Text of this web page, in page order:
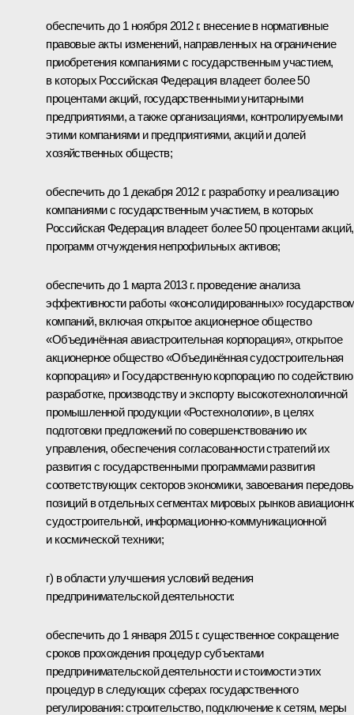
обеспечить до 1 ноября 2012 г. внесение в нормативные
правовые акты изменений, направленных на ограничение
приобретения компаниями с государственным участием,
в которых Российская Федерация владеет более 50
процентами акций, государственными унитарными
предприятиями, а также организациями, контролируемыми
этими компаниями и предприятиями, акций и долей
хозяйственных обществ;
обеспечить до 1 декабря 2012 г. разработку и реализацию
компаниями с государственным участием, в которых
Российская Федерация владеет более 50 процентами акций,
программ отчуждения непрофильных активов;
обеспечить до 1 марта 2013 г. проведение анализа
эффективности работы «консолидированных»
компаний, включая открытое акционерное общество
«Объединённая авиастроительная корпорация», открытое
акционерное общество «Объединённая судостроительная
корпорация» и Государственную корпорацию по содействию
разработке, производству и экспорту высокотехнологичной
промышленной продукции «Ростехнологии», в целях
подготовки предложений по совершенствованию их
управления, обеспечения согласованности стратегий их
развития с государственными программами развития
соответствующих секторов экономики, завоевания
позиций в отдельных сегментах мировых рынков
судостроительной, информационно-коммуникационной
и космической техники;
г) в области улучшения условий ведения
предпринимательской деятельности:
обеспечить до 1 января 2015 г. существенное сокращение
сроков прохождения процедур субъектами
предпринимательской деятельности и стоимости этих
процедур в следующих сферах государственного
регулирования: строительство, подключение к сетям, меры